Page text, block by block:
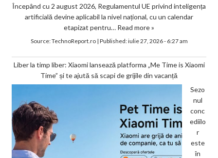
Începând cu 2 august 2026, Regulamentul UE privind inteligența
artificială devine aplicabil la nivel național, cu un calendar
etapizat pentru… Read more »
Source:TechnoReport.ro| Published:iulie 27, 2026 - 6:27 am
Liber la timp liber: Xiaomi lansează platforma „Me Time is Xiaomi
Time” și te ajută să scapi de grijile din vacanță
Sezo
nul
conc
ediilo
r
este
în